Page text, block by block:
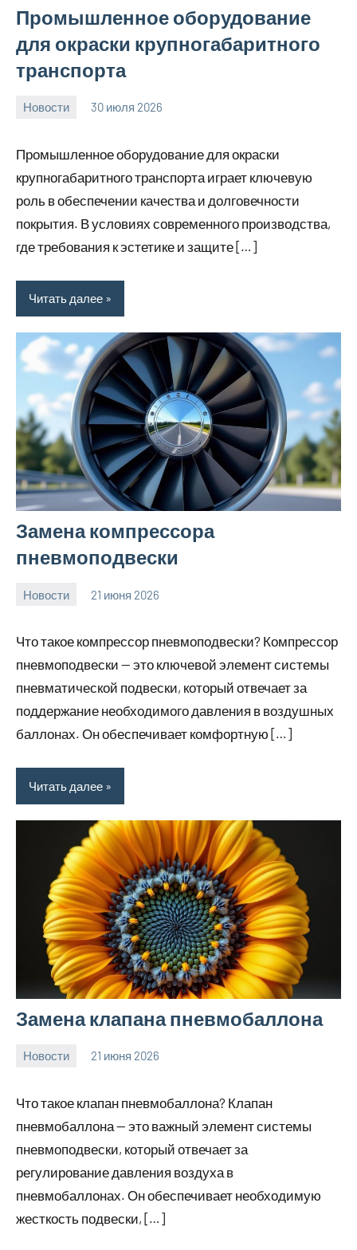
Промышленное оборудование
для окраски крупногабаритного
транспорта
Новости 30 июля 2026
Промышленное оборудование для окраски
крупногабаритного транспорта играет ключевую
роль в обеспечении качества и долговечности
покрытия. В условиях современного производства,
где требования к эстетике и защите […]
Читать далее
Замена компрессора
пневмоподвески
Новости 21 июня 2026
Что такое компрессор пневмоподвески? Компрессор
пневмоподвески — это ключевой элемент системы
пневматической подвески, который отвечает за
поддержание необходимого давления в воздушных
баллонах. Он обеспечивает комфортную […]
Читать далее
Замена клапана пневмобаллона
Новости 21 июня 2026
Что такое клапан пневмобаллона? Клапан
пневмобаллона — это важный элемент системы
пневмоподвески, который отвечает за
регулирование давления воздуха в
пневмобаллонах. Он обеспечивает необходимую
жесткость подвески, […]